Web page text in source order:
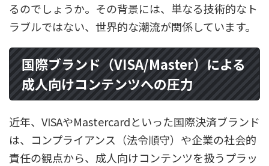
るのでしょうか。その背景には、単なる技術的なト
ラブルではない、世界的な潮流が関係しています。
国際ブランド（VISA/Master）による
成人向けコンテンツへの圧力
近年、VISAやMastercardといった国際決済ブランド
は、コンプライアンス（法令順守）や企業の社会的
責任の観点から、成人向けコンテンツを扱うプラッ